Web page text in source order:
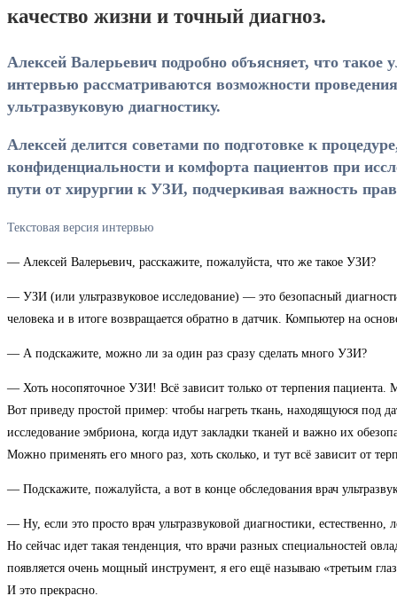
качество жизни и точный диагноз.
Алексей Валерьевич подробно объясняет, что
интервью рассматриваются возможности
ультразвуковую диагностику.
Алексей делится советами по подготовке к
конфиденциальности и комфорта пациентов при
пути от хирургии к УЗИ, подчеркивая важность
Текстовая версия интервью
— Алексей Валерьевич, расскажите, пожалуйста, что же такое УЗИ?
— УЗИ (или ультразвуковое исследование) — это безопасный
человека и в итоге возвращается обратно в датчик. Компьютер на
— А подскажите, можно ли за один раз сразу сделать много УЗИ?
— Хоть носопяточное УЗИ! Всё зависит только от терпения пациента.
Вот приведу простой пример: чтобы нагреть ткань, находящуюся под
исследование эмбриона, когда идут закладки тканей и важно их
Можно применять его много раз, хоть сколько, и тут всё зависит от
— Подскажите, пожалуйста, а вот в конце обследования врач
— Ну, если это просто врач ультразвуковой диагностики,
Но сейчас идет такая тенденция, что врачи разных специальностей
появляется очень мощный инструмент, я его ещё называю «третьим
И это прекрасно.